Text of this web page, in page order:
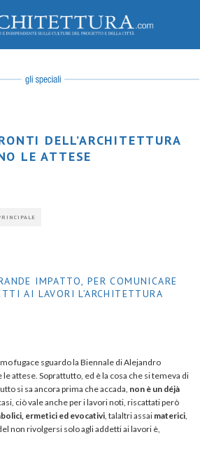
DELL’ARCHITETTURA
LE ATTESE
IMPATTO, PER COMUNICARE
AI LAVORI L’ARCHITETTURA
fugace sguardo la Biennale di Alejandro
attese. Soprattutto, ed è la cosa che si temeva di
si sa ancora prima che accada, non è un déjà
ciò vale anche per i lavori noti, riscattati però
ermetici ed evocativi , talaltri assai materici
non rivolgersi solo agli addetti ai lavori è,